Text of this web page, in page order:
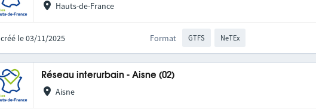
Hauts-de-France
créé le 03/11/2025 Format GTFS NeTEx
Réseau interurbain - Aisne (02)
Aisne